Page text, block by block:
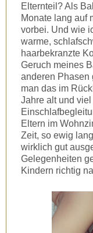
Elternteil? Als
Monate lang auf
vorbei. Und wie
warme,
haarbekranzte
Geruch meines
anderen Phasen
man das im
Jahre alt und
Eltern im
Zeit, so ewig
wirklich gut
Gelegenheiten
Kindern richtig